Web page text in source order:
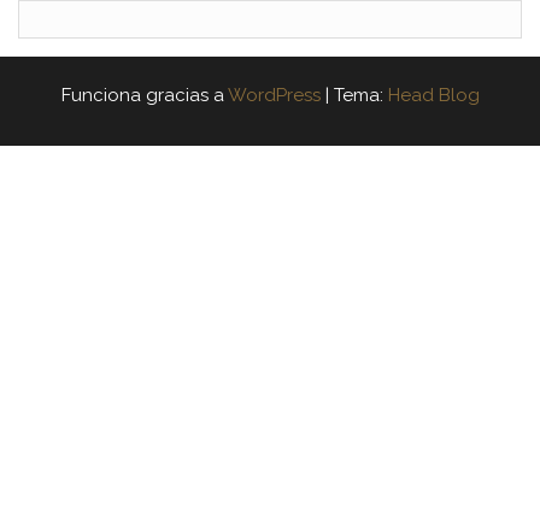
Funciona gracias aWordPress | Tema: Head Blog